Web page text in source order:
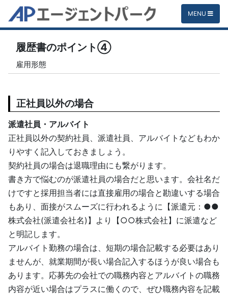
MENU
履歴書のポイント④
雇用形態
正社員以外の場合
派遣社員・アルバイト
正社員以外の契約社員、派遣社員、アルバイトなどもわか
りやすく記入しておきましょう。
契約社員の場合は退職理由にも繋がります。
書き方で悩むのが派遣社員の場合だと思います。会社名だ
けですと採用担当者には直接雇用の場合と勘違いする場合
もあり、面接がスムーズに行われるように【派遣元：●●
株式会社(派遣会社名)】より【○○株式会社】に派遣など
と明記します。
アルバイト勤務の場合は、短期の場合記載する必要はあり
ませんが、就業期間が長い場合記入するほうが良い場合も
あります。応募先の会社での職務内容とアルバイトの職務
内容が近い場合はプラスに働くので、ぜひ職務内容を記載